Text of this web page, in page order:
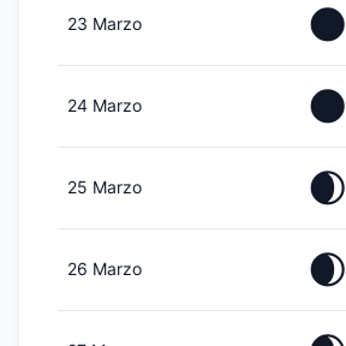
23 Marzo 🌑
24 Marzo 🌑
25 Marzo 🌒
26 Marzo 🌒